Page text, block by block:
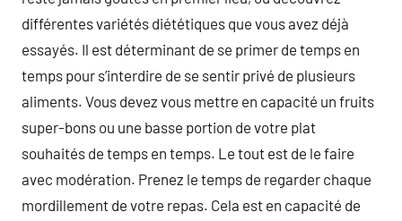
différentes variétés diététiques que vous avez déjà
essayés. Il est déterminant de se primer de temps en
temps pour s’interdire de se sentir privé de plusieurs
aliments. Vous devez vous mettre en capacité un fruits
super-bons ou une basse portion de votre plat
souhaités de temps en temps. Le tout est de le faire
avec modération. Prenez le temps de regarder chaque
mordillement de votre repas. Cela est en capacité de